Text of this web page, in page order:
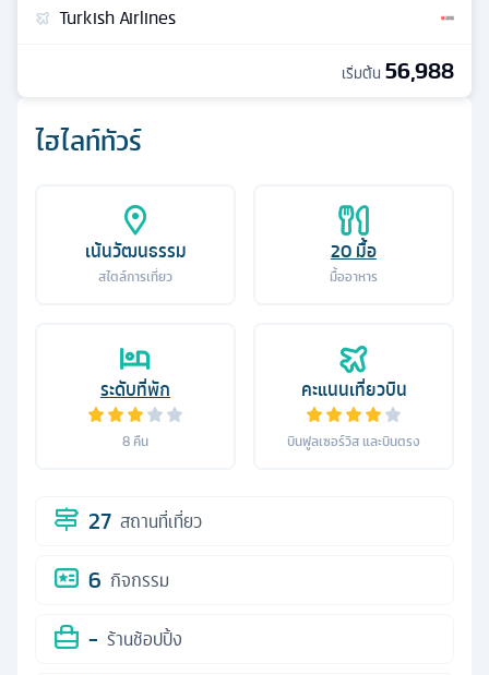
ไฮไลท์ทัวร์
เน้นวัฒนธรรม
สไตล์การเที่ยว
20มื้อ
มื้ออาหาร
ระดับที่พัก
8 คืน
คะแนนเที่ยวบิน
บินฟูลเซอร์วิส และบินตรง
27 สถานที่เที่ยว
6 กิจกรรม
- ร้านช้อปปิ้ง
Turkish Airlines
เริ่มต้น 56,988